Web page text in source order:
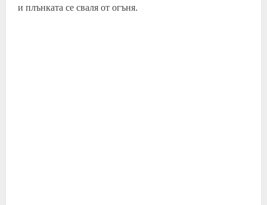
и плънката се сваля от огъня.